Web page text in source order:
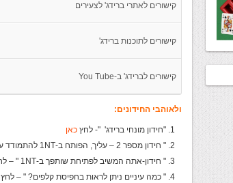
קישורים לאתרי ברידג' לצעירים
קישורים לתוכנות ברידג'
קישורים לברידג' ב-You Tube
ולאוהבי החידונים:
"חידון מונחי ברידג' "- לחץ כאן
" חידון מספר 2 – עליך, הפותח ב-1NT להתמודד עם תגובות שותפך " – לחץ
" חידון-אתה המשיב לפתיחת שותפך ב-1NT " – לחץ
" כמה עיניים ניתן לראות בחפיסת קלפים? " – לחץ